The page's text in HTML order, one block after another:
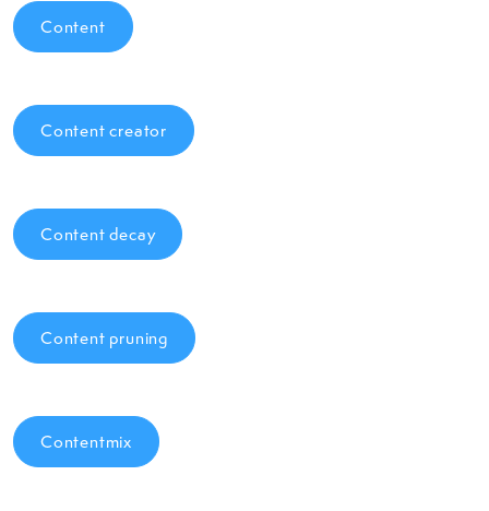
Content
Content creator
Content decay
Content pruning
Contentmix